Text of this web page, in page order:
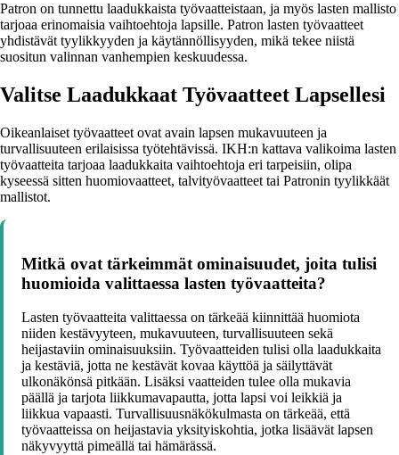
Patron on tunnettu laadukkaista työvaatteistaan, ja myös lasten mallisto
tarjoaa erinomaisia vaihtoehtoja lapsille. Patron lasten työvaatteet
yhdistävät tyylikkyyden ja käytännöllisyyden, mikä tekee niistä
suositun valinnan vanhempien keskuudessa.
Valitse Laadukkaat Työvaatteet Lapsellesi
Oikeanlaiset työvaatteet ovat avain lapsen mukavuuteen ja
turvallisuuteen erilaisissa työtehtävissä. IKH:n kattava valikoima lasten
työvaatteita tarjoaa laadukkaita vaihtoehtoja eri tarpeisiin, olipa
kyseessä sitten huomiovaatteet, talvityövaatteet tai Patronin tyylikkäät
mallistot.
Mitkä ovat tärkeimmät ominaisuudet, joita tulisi
huomioida valittaessa lasten työvaatteita?
Lasten työvaatteita valittaessa on tärkeää kiinnittää huomiota
niiden kestävyyteen, mukavuuteen, turvallisuuteen sekä
heijastaviin ominaisuuksiin. Työvaatteiden tulisi olla laadukkaita
ja kestäviä, jotta ne kestävät kovaa käyttöä ja säilyttävät
ulkonäkönsä pitkään. Lisäksi vaatteiden tulee olla mukavia
päällä ja tarjota liikkumavapautta, jotta lapsi voi leikkiä ja
liikkua vapaasti. Turvallisuusnäkökulmasta on tärkeää, että
työvaatteissa on heijastavia yksityiskohtia, jotka lisäävät lapsen
näkyvyyttä pimeällä tai hämärässä.